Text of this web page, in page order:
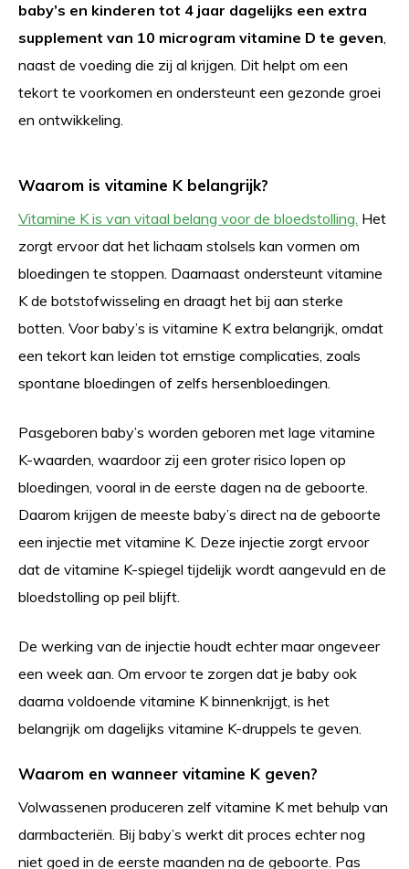
baby’s en kinderen tot 4 jaar dagelijks een extra
supplement van 10 microgram vitamine D te geven,
naast de voeding die zij al krijgen. Dit helpt om een
tekort te voorkomen en ondersteunt een gezonde groei
en ontwikkeling.
Waarom is vitamine K belangrijk?
Vitamine K is van vitaal belang voor de bloedstolling. Het
zorgt ervoor dat het lichaam stolsels kan vormen om
bloedingen te stoppen. Daarnaast ondersteunt vitamine
K de botstofwisseling en draagt het bij aan sterke
botten. Voor baby’s is vitamine K extra belangrijk, omdat
een tekort kan leiden tot ernstige complicaties, zoals
spontane bloedingen of zelfs hersenbloedingen.
Pasgeboren baby’s worden geboren met lage vitamine
K-waarden, waardoor zij een groter risico lopen op
bloedingen, vooral in de eerste dagen na de geboorte.
Daarom krijgen de meeste baby’s direct na de geboorte
een injectie met vitamine K. Deze injectie zorgt ervoor
dat de vitamine K-spiegel tijdelijk wordt aangevuld en de
bloedstolling op peil blijft.
De werking van de injectie houdt echter maar ongeveer
een week aan. Om ervoor te zorgen dat je baby ook
daarna voldoende vitamine K binnenkrijgt, is het
belangrijk om dagelijks vitamine K-druppels te geven.
Waarom en wanneer vitamine K geven?
Volwassenen produceren zelf vitamine K met behulp van
darmbacteriën. Bij baby’s werkt dit proces echter nog
niet goed in de eerste maanden na de geboorte. Pas